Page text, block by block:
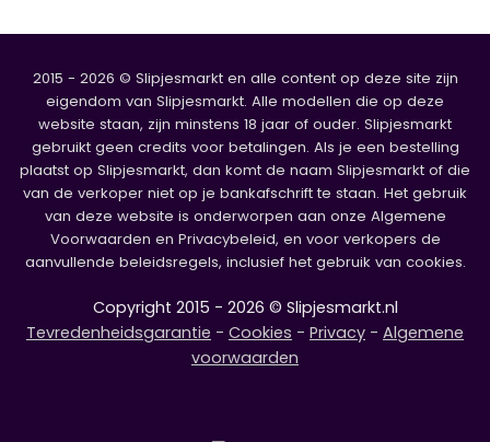
2015 - 2026 © Slipjesmarkt en alle content op deze site zijn
eigendom van Slipjesmarkt. Alle modellen die op deze
website staan, zijn minstens 18 jaar of ouder. Slipjesmarkt
gebruikt geen credits voor betalingen. Als je een bestelling
plaatst op Slipjesmarkt, dan komt de naam Slipjesmarkt of die
van de verkoper niet op je bankafschrift te staan. Het gebruik
van deze website is onderworpen aan onze Algemene
Voorwaarden en Privacybeleid, en voor verkopers de
aanvullende beleidsregels, inclusief het gebruik van cookies.
Copyright 2015 - 2026 © Slipjesmarkt.nl
Tevredenheidsgarantie - Cookies - Privacy - Algemene
voorwaarden